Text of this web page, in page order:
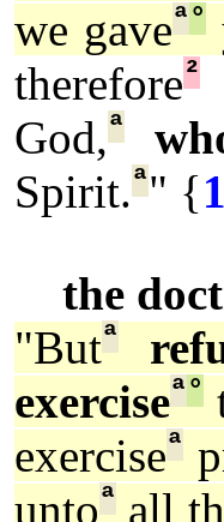
we gaveª°
therefore²
God,ª
Spirit.ª" {
the
"Butª
exerciseª°
exerciseª
untoª all